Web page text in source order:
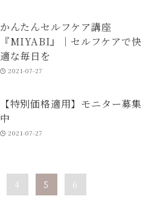
かんたんセルフケア講座
『MIYABI』｜セルフケアで快
適な毎日を
2021-07-27
【特別価格適用】モニター募集
中
2021-07-27
4 5 6